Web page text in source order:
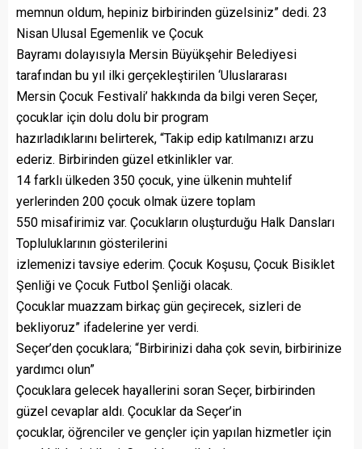
memnun oldum, hepiniz birbirinden güzelsiniz” dedi. 23
Nisan Ulusal Egemenlik ve Çocuk
Bayramı dolayısıyla Mersin Büyükşehir Belediyesi
tarafından bu yıl ilki gerçekleştirilen ‘Uluslararası
Mersin Çocuk Festivali’ hakkında da bilgi veren Seçer,
çocuklar için dolu dolu bir program
hazırladıklarını belirterek, “Takip edip katılmanızı arzu
ederiz. Birbirinden güzel etkinlikler var.
14 farklı ülkeden 350 çocuk, yine ülkenin muhtelif
yerlerinden 200 çocuk olmak üzere toplam
550 misafirimiz var. Çocukların oluşturduğu Halk Dansları
Topluluklarının gösterilerini
izlemenizi tavsiye ederim. Çocuk Koşusu, Çocuk Bisiklet
Şenliği ve Çocuk Futbol Şenliği olacak.
Çocuklar muazzam birkaç gün geçirecek, sizleri de
bekliyoruz” ifadelerine yer verdi.
Seçer’den çocuklara; “Birbirinizi daha çok sevin, birbirinize
yardımcı olun”
Çocuklara gelecek hayallerini soran Seçer, birbirinden
güzel cevaplar aldı. Çocuklar da Seçer’in
çocuklar, öğrenciler ve gençler için yapılan hizmetler için